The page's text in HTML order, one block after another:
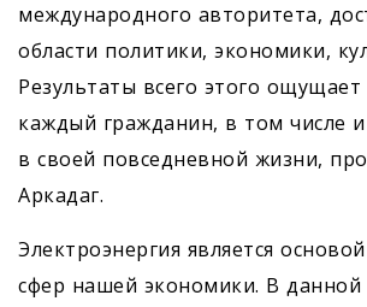
международного авторитета,
области политики, экономики,
Результаты всего этого ощущает
каждый гражданин, в том числе
в своей повседневной жизни,
Аркадаг.
Электроэнергия является
сфер нашей экономики. В данной